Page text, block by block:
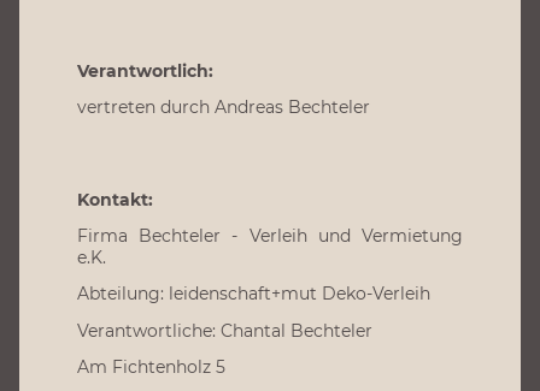
Verantwortlich:
vertreten durch Andreas Bechteler
Kontakt:
Firma Bechteler - Verleih und Vermietung
e.K.
Abteilung: leidenschaft+mut Deko-Verleih
Verantwortliche: Chantal Bechteler
Am Fichtenholz 5